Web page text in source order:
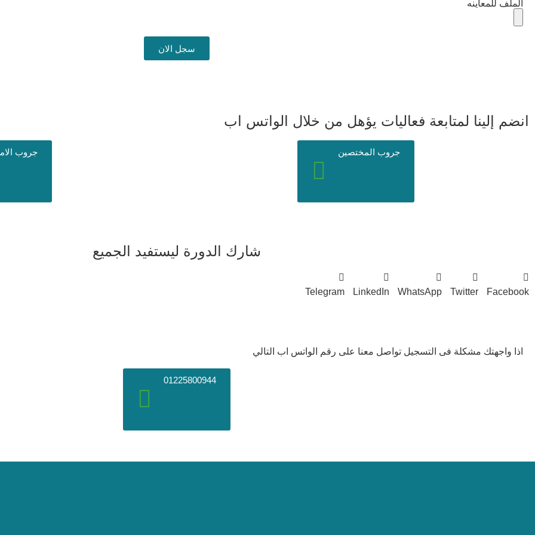
الملف للمعاينه
سجل الان
انضم إلينا لمتابعة فعاليات يؤهل من خلال الواتس اب
جروب المختصين جروب
شارك الدورة ليستفيد الجميع
Facebook
Twitter
WhatsApp
LinkedIn
Telegram
اذا واجهتك مشكلة فى التسجيل تواصل معنا على رقم الواتس اب التالي
01225800944